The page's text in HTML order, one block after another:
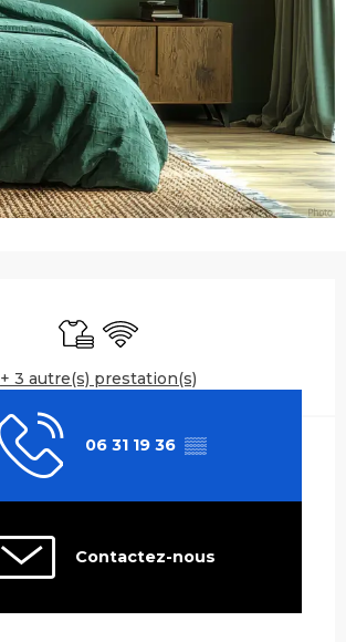
Draps et linge
WiFi
+ 3 autre(s) prestation(s)
06 31 19 36 ▒▒
Contactez-nous